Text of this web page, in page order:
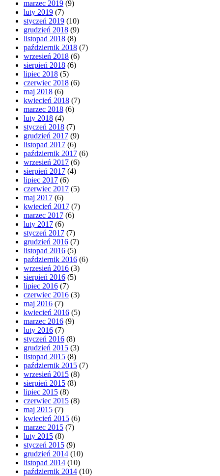
marzec 2019 (9)
luty 2019 (7)
styczeń 2019 (10)
grudzień 2018 (9)
listopad 2018 (8)
październik 2018 (7)
wrzesień 2018 (6)
sierpień 2018 (6)
lipiec 2018 (5)
czerwiec 2018 (6)
maj 2018 (6)
kwiecień 2018 (7)
marzec 2018 (6)
luty 2018 (4)
styczeń 2018 (7)
grudzień 2017 (9)
listopad 2017 (6)
październik 2017 (6)
wrzesień 2017 (6)
sierpień 2017 (4)
lipiec 2017 (6)
czerwiec 2017 (5)
maj 2017 (6)
kwiecień 2017 (7)
marzec 2017 (6)
luty 2017 (6)
styczeń 2017 (7)
grudzień 2016 (7)
listopad 2016 (5)
październik 2016 (6)
wrzesień 2016 (3)
sierpień 2016 (5)
lipiec 2016 (7)
czerwiec 2016 (3)
maj 2016 (7)
kwiecień 2016 (5)
marzec 2016 (9)
luty 2016 (7)
styczeń 2016 (8)
grudzień 2015 (3)
listopad 2015 (8)
październik 2015 (7)
wrzesień 2015 (8)
sierpień 2015 (8)
lipiec 2015 (8)
czerwiec 2015 (8)
maj 2015 (7)
kwiecień 2015 (6)
marzec 2015 (7)
luty 2015 (8)
styczeń 2015 (9)
grudzień 2014 (10)
listopad 2014 (10)
październik 2014 (10)